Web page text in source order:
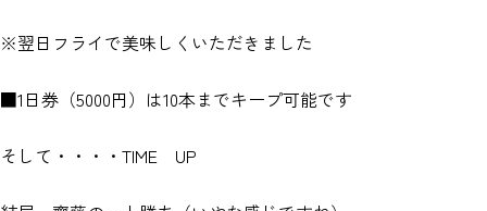
※翌日フライで美味しくいただきました
■1日券（5000円）は10本までキープ可能です
そして・・・・TIME UP